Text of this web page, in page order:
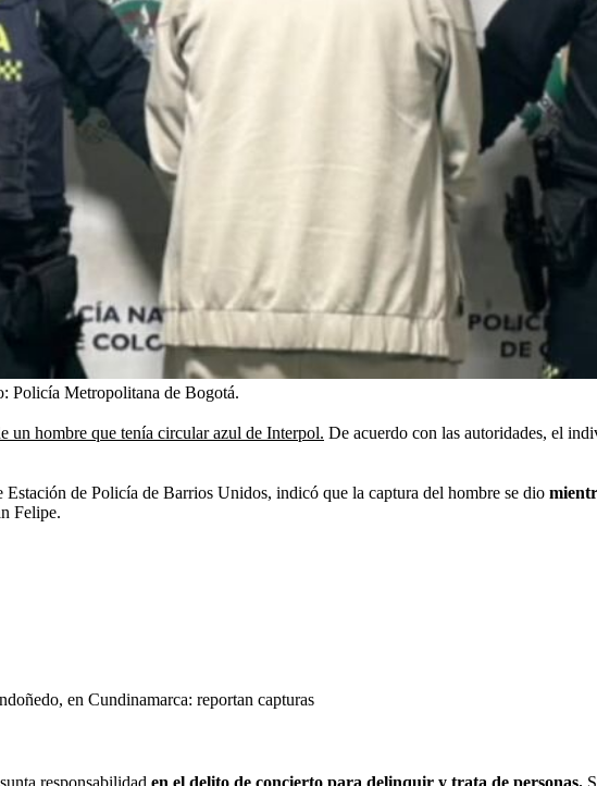
Policía Metropolitana de Bogotá.
un hombre que tenía circular azul de Interpol. De acuerdo con las autoridades, el
de Policía de Barrios Unidos, indicó que la captura del hombre se dio
Felipe.
en Cundinamarca: reportan capturas
responsabilidad en el delito de concierto para delinquir y trata de personas.